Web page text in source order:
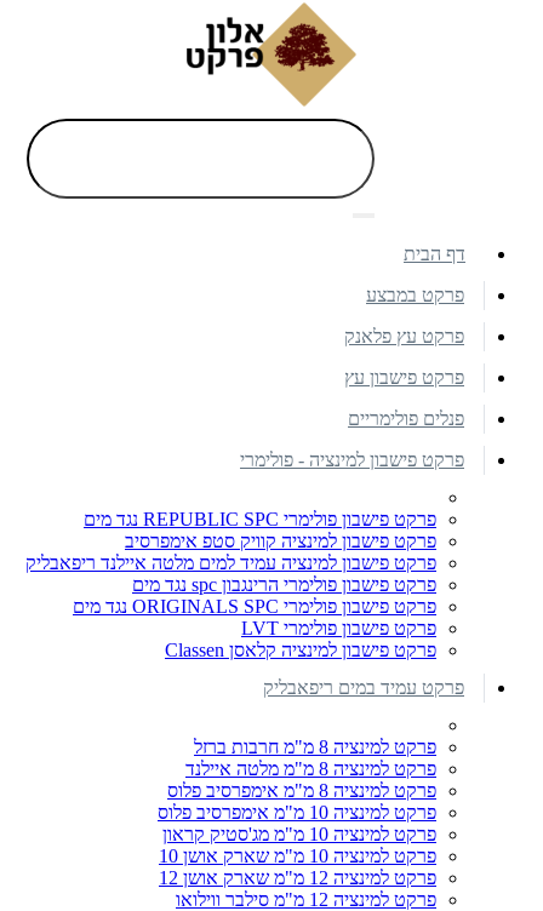
דף הבית
פרקט במבצע
פרקט עץ פלאנק
פרקט פישבון עץ
פנלים פולימריים
פרקט פישבון למינציה - פולימרי
פרקט פישבון פולימרי REPUBLIC SPC נגד מים
פרקט פישבון למינציה קוויק סטפ אימפרסיב
פרקט פישבון למינציה עמיד למים מלטה איילנד ריפאבליק
פרקט פישבון פולימרי הרינגבון spc נגד מים
פרקט פישבון פולימרי ORIGINALS SPC נגד מים
פרקט פישבון פולימרי LVT
פרקט פישבון למינציה קלאסן Classen
פרקט עמיד במים ריפאבליק
פרקט למינציה 8 מ"מ חרבות ברזל
פרקט למינציה 8 מ"מ מלטה איילנד
פרקט למינציה 8 מ"מ אימפרסיב פלוס
פרקט למינציה 10 מ"מ אימפרסיב פלוס
פרקט למינציה 10 מ"מ מג'סטיק קראון
פרקט למינציה 10 מ"מ שארק אושן 10
פרקט למינציה 12 מ"מ שארק אושן 12
פרקט למינציה 12 מ"מ סילבר ווילואו